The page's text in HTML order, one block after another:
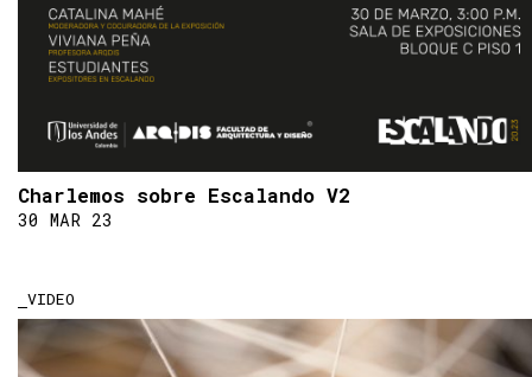
Charlemos sobre Escalando V2
30 MAR 23
VIDEO